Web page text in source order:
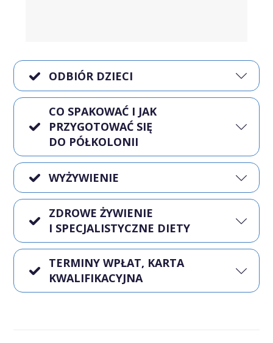
ODBIÓR DZIECI
CO SPAKOWAĆ I JAK
PRZYGOTOWAĆ SIĘ
DO PÓŁKOLONII
WYŻYWIENIE
ZDROWE ŻYWIENIE
I SPECJALISTYCZNE DIETY
TERMINY WPŁAT, KARTA
KWALIFIKACYJNA